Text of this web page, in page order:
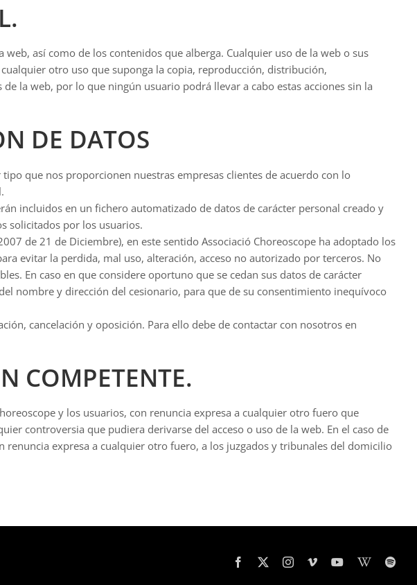
así como de los contenidos que alberga. Cualquier uso de la web o sus
otro uso que suponga la copia, reproducción, distribución,
la web, por lo que ningún usuario podrá llevar a cabo estas acciones sin la
DE DATOS
que nos proporcionen nuestras empresas clientes de acuerdo con lo
incluidos en un fichero automatizado de datos de carácter personal creado y
solicitados por los usuarios.
de 21 de Diciembre), en este sentido Associació Choreoscope ha adoptado los
evitar la perdida, mal uso, alteración, acceso no autorizado por terceros. No
En caso en que considere oportuno que se cedan sus datos de carácter
nombre y dirección del cesionario, para que de su consentimiento inequívoco
cancelación y oposición. Para ello debe de contactar con nosotros en
COMPETENTE.
y los usuarios, con renuncia expresa a cualquier otro fuero que
controversia que pudiera derivarse del acceso o uso de la web. En el caso de
renuncia expresa a cualquier otro fuero, a los juzgados y tribunales del domicilio
Facebook Instagram
VimeoYouTubeWikipedia